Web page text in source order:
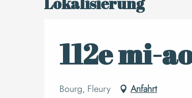
112e mi-
Bourg, Fleury Anfahrt